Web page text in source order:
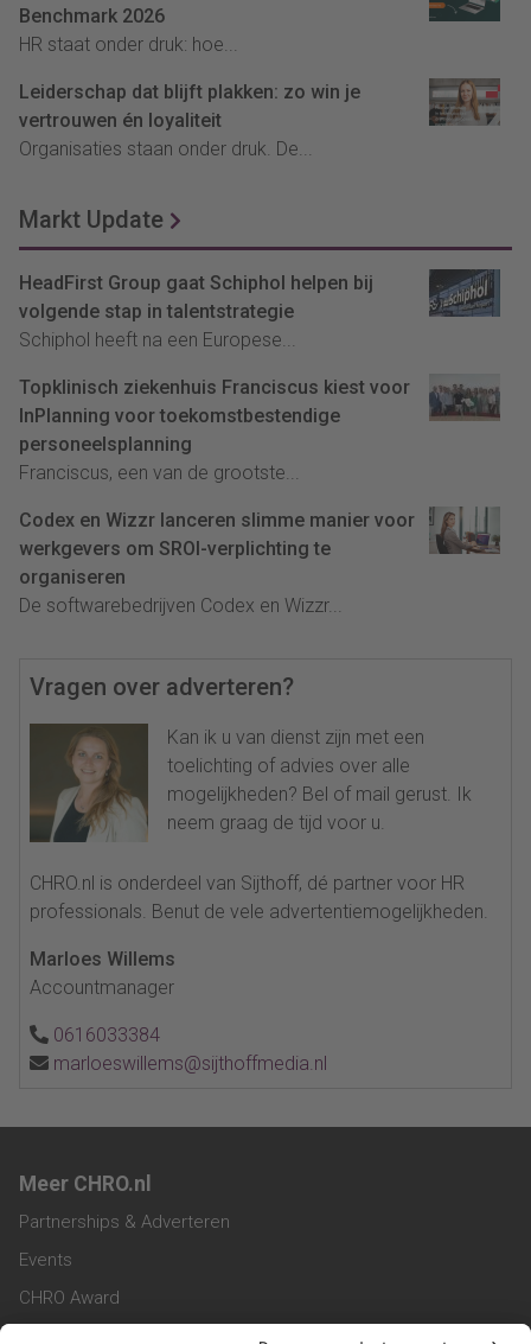
Benchmark 2026
HR staat onder druk: hoe...
Leiderschap dat blijft plakken: zo win je
vertrouwen én loyaliteit
Organisaties staan onder druk. De...
Markt Update
HeadFirst Group gaat Schiphol helpen bij
volgende stap in talentstrategie
Schiphol heeft na een Europese...
Topklinisch ziekenhuis Franciscus kiest voor
InPlanning voor toekomstbestendige
personeelsplanning
Franciscus, een van de grootste...
Codex en Wizzr lanceren slimme manier voor
werkgevers om SROI-verplichting te
organiseren
De softwarebedrijven Codex en Wizzr...
Vragen over adverteren?
Kan ik u van dienst zijn met een
toelichting of advies over alle
mogelijkheden? Bel of mail gerust. Ik
neem graag de tijd voor u.
CHRO.nl is onderdeel van Sijthoff, dé partner voor HR
professionals. Benut de vele advertentiemogelijkheden.
Marloes Willems
Accountmanager
0616033384
marloeswillems@sijthoffmedia.nl
Meer CHRO.nl
Partnerships & Adverteren
Events
CHRO Award